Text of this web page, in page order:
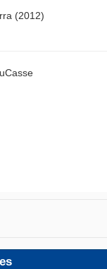
(2012)